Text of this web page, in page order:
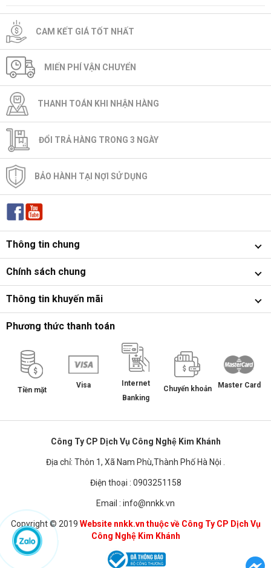
CAM KẾT GIÁ TỐT NHẤT
MIẾN PHÍ VẬN CHUYỂN
THANH TOÁN KHI NHẬN HÀNG
ĐỔI TRẢ HÀNG TRONG 3 NGÀY
BẢO HÀNH TẠI NỢI SỬ DỤNG
Thông tin chung
Chính sách chung
Thông tin khuyến mãi
Phương thức thanh toán
Tiền mặt
Visa
Internet
Banking
Chuyển khoản Master Card
Công Ty CP Dịch Vụ Công Nghệ Kim Khánh
Địa chỉ: Thôn 1, Xã Nam Phù,Thành Phố Hà Nội .
Điện thoại : 0903251158
Email : info@nnkk.vn
Copyright © 2019 Website nnkk.vn thuộc về Công Ty CP Dịch Vụ
Công Nghệ Kim Khánh